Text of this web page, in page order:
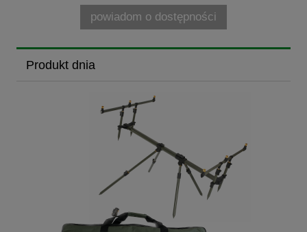
powiadom o dostępności
Produkt dnia